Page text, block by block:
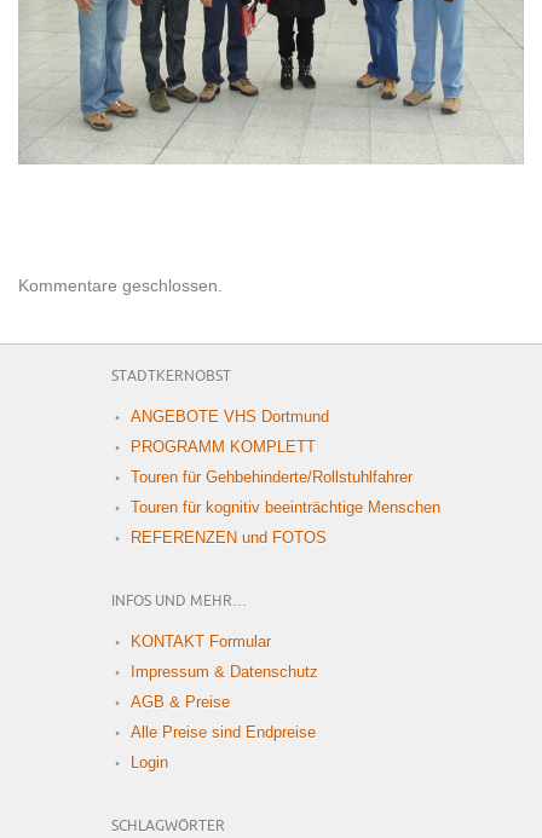
Kommentare geschlossen.
STADTKERNOBST
ANGEBOTE VHS Dortmund
PROGRAMM KOMPLETT
Touren für Gehbehinderte/Rollstuhlfahrer
Touren für kognitiv beeinträchtige Menschen
REFERENZEN und FOTOS
INFOS UND MEHR…
KONTAKT Formular
Impressum & Datenschutz
AGB & Preise
Alle Preise sind Endpreise
Login
SCHLAGWÖRTER